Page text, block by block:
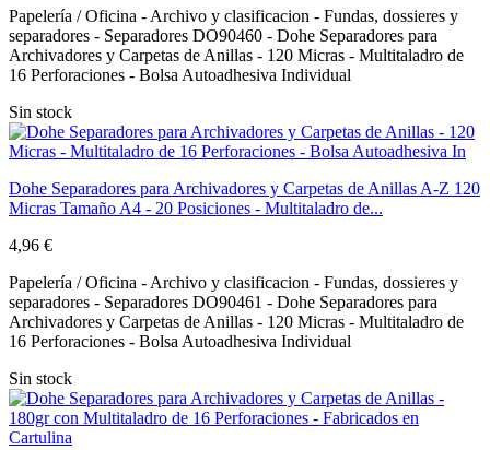
Papelería / Oficina - Archivo y clasificacion - Fundas, dossieres y
separadores - Separadores DO90460 - Dohe Separadores para
Archivadores y Carpetas de Anillas - 120 Micras - Multitaladro de
16 Perforaciones - Bolsa Autoadhesiva Individual
Sin stock
Dohe Separadores para Archivadores y Carpetas de Anillas A-Z 120
Micras Tamaño A4 - 20 Posiciones - Multitaladro de...
4,96 €
Papelería / Oficina - Archivo y clasificacion - Fundas, dossieres y
separadores - Separadores DO90461 - Dohe Separadores para
Archivadores y Carpetas de Anillas - 120 Micras - Multitaladro de
16 Perforaciones - Bolsa Autoadhesiva Individual
Sin stock